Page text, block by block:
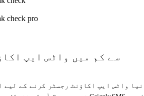
check pro
$1 سے کم میں واٹس ایپ
نیا واٹس ایپ اکاؤنٹ رجسٹر کرنے کے لیے